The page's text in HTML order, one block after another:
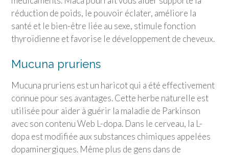
réduction de poids, le pouvoir éclater, améliore la
santé et le bien-être liée au sexe, stimule fonction
thyroïdienne et favorise le développement de cheveux.
Mucuna pruriens
Mucuna pruriens est un haricot qui a été effectivement
connue pour ses avantages. Cette herbe naturelle est
utilisée pour aider à guérir la maladie de Parkinson
avec son contenu Web L-dopa. Dans le cerveau, la L-
dopa est modifiée aux substances chimiques appelées
dopaminergiques. Même plus de gens dans de